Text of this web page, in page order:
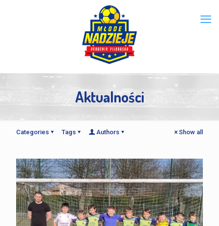
Aktualności
Categories Tags Authors Show all